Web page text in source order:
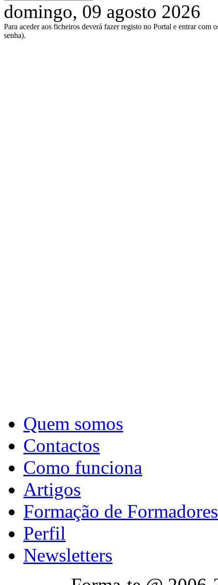
domingo, 09 agosto 2026
Para aceder aos ficheiros deverá fazer registo no Portal e entrar com
senha).
Quem somos
Contactos
Como funciona
Artigos
Formação de Formadores
Perfil
Newsletters